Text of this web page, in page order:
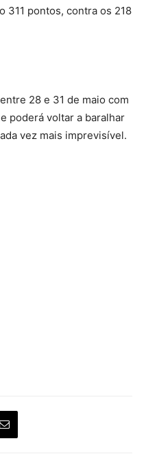
311 pontos, contra os 218
28 e 31 de maio com
poderá voltar a baralhar
vez mais imprevisível.